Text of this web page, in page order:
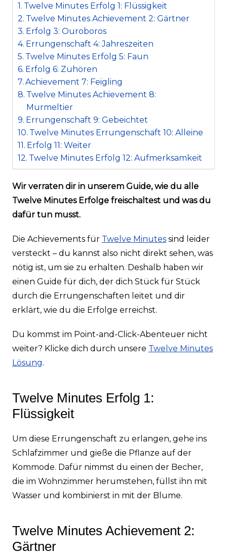
Twelve Minutes Erfolg 1: Flüssigkeit
Twelve Minutes Achievement 2: Gärtner
Erfolg 3: Ouroboros
Errungenschaft 4: Jahreszeiten
Twelve Minutes Erfolg 5: Faun
Erfolg 6: Zuhören
Achievement 7: Feigling
Twelve Minutes Achievement 8:
Murmeltier
Errungenschaft 9: Gebeichtet
Twelve Minutes Errungenschaft 10: Alleine
Erfolg 11: Weiter
Twelve Minutes Erfolg 12: Aufmerksamkeit
Wir verraten dir in unserem Guide, wie du alle
Twelve Minutes Erfolge freischaltest und was du
dafür tun musst.
Die Achievements für Twelve Minutessind leider
versteckt – du kannst also nicht direkt sehen, was
nötig ist, um sie zu erhalten. Deshalb haben wir
einen Guide für dich, der dich Stück für Stück
durch die Errungenschaften leitet und dir
erklärt, wie du die Erfolge erreichst.
Du kommst im Point-and-Click-Abenteuer nicht
weiter? Klicke dich durch unsere Twelve Minutes
Lösung.
Twelve Minutes Erfolg 1:
Flüssigkeit
Um diese Errungenschaft zu erlangen, gehe ins
Schlafzimmer und gieße die Pflanze auf der
Kommode. Dafür nimmst du einen der Becher,
die im Wohnzimmer herumstehen, füllst ihn mit
Wasser und kombinierst in mit der Blume.
Twelve Minutes Achievement 2:
Gärtner